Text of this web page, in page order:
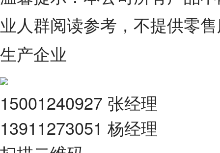
业人群阅读参考，不提供零
生产企业
15001240927 张经理
13911273051 杨经理